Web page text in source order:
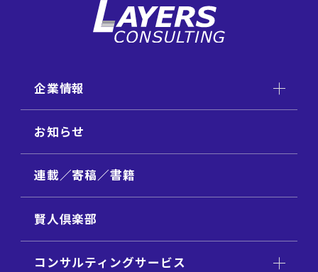
企業情報
お知らせ
連載／寄稿／書籍
賢人倶楽部
コンサルティングサービス